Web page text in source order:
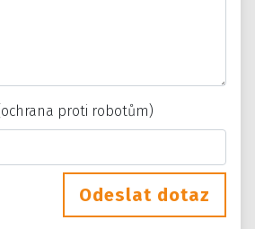
proti robotům)
Odeslat dotaz